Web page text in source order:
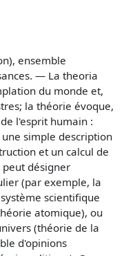
ensemble
— La theoria
du monde et,
la théorie évoque,
l'esprit humain :
simple description
et un calcul de
désigner
(par exemple, la
scientifique
atomique), ou
(théorie de la
d'opinions